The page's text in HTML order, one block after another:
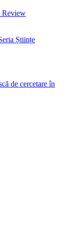
Review
Științe
de cercetare în